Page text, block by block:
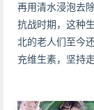
再用清水浸泡去
抗战时期，这种
北的老人们至今
充维生素，坚持